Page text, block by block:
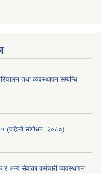
तथा व्यवस्थापन सम्बन्धि
(पहिलो संशोधन, २०८०)
र अन्य सेवाका कर्मचारी व्यवस्थापन